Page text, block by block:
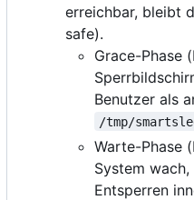
erreichbar, bleibt
safe).
Grace-Phase
Benutzer als
/tmp/
Warte-Phase
System
Entsperren